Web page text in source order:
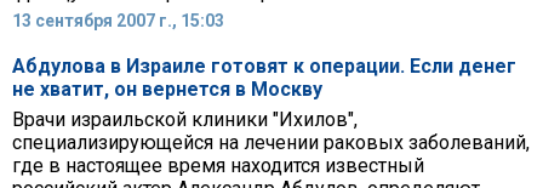
13 сентября 2007 г., 15:03
Абдулова в Израиле готовят к операции. Если денег
не хватит, он вернется в Москву
Врачи израильской клиники "Ихилов",
специализирующейся на лечении раковых заболеваний,
где в настоящее время находится известный